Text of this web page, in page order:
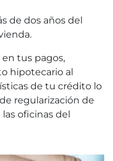
de dos años del
en tus pagos,
hipotecario al
de tu crédito lo
regularización de
oficinas del